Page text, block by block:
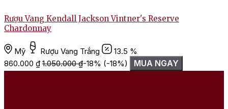
Rượu Vang Kendall Jackson Vintner's Reserve
Chardonnay
Mỹ Rượu Vang Trắng
13.5 %
860.000 ₫ 1.050.000₫-18% (-18%) MUA NGAY